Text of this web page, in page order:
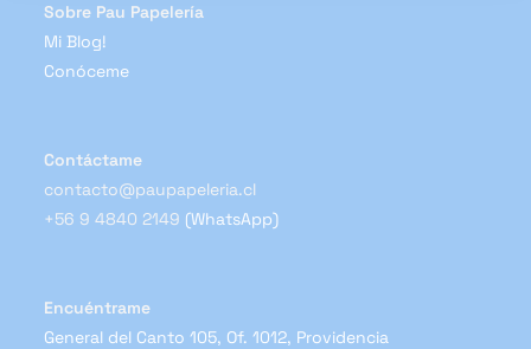
Sobre Pau Papelería
Mi Blog!
Conóceme
Contáctame
contacto@paupapeleria.cl
+56 9 4840 2149 (WhatsApp)
Encuéntrame
General del Canto 105, Of. 1012, Providencia